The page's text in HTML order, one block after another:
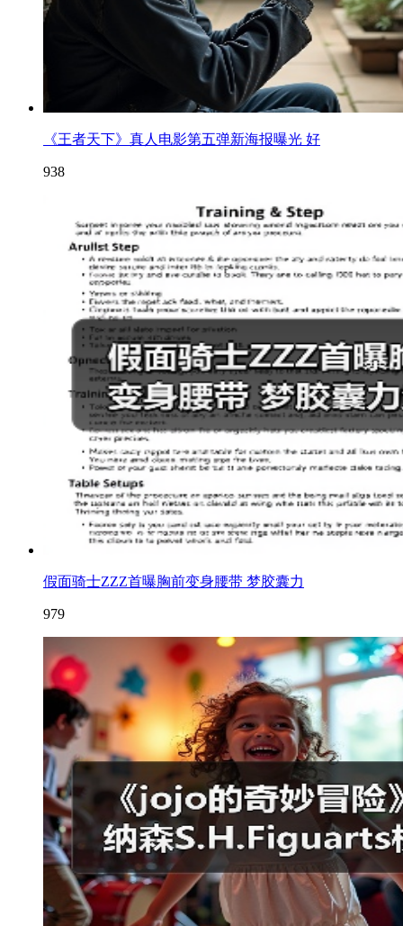
《王者天下》真人电影第五弹新海报曝光 好
938
假面骑士ZZZ首曝胸前变身腰带 梦胶囊力
979